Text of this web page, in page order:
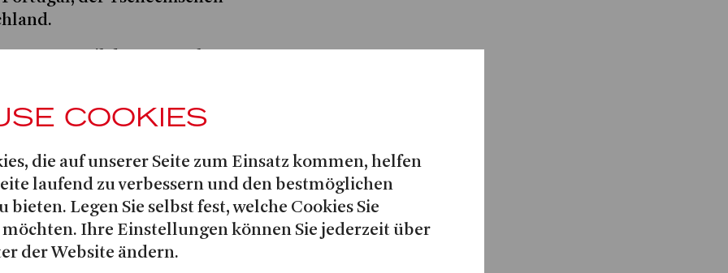
der Spielzeit 2022|23
UND FALL DER STADT
Bühne des Theater Bonn.
COOKIES
die auf unserer Seite zum Einsatz kommen, helfen
laufend zu verbessern und den bestmöglichen
bieten. Legen Sie selbst fest, welche Cookies Sie
möchten. Ihre Einstellungen können Sie jederzeit über
der Website ändern.